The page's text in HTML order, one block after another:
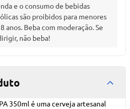
e o consumo de bebidas
são proibidos para menores
anos. Beba com moderação. Se
não beba!
350ml é uma cerveja artesanal